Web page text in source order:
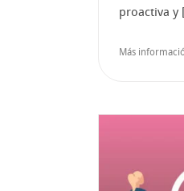
proactiva y
Más